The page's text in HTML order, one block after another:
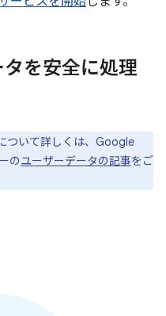
を安全に処理
ついて詳しくは、Google
のユーザーデータの記事をご